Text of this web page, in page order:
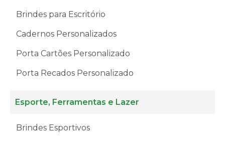
Brindes para Escritório
Cadernos Personalizados
Porta Cartões Personalizado
Porta Recados Personalizado
Esporte, Ferramentas e Lazer
Brindes Esportivos